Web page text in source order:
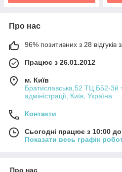
Про нас
96% позитивних з 28 відгуків
Працює з 26.01.2012
м. Київ
Братиславська,52 ТЦ Б52-3й
адміністрації, Київ, Україна
Контакти
Сьогодні працює з 10:00
Показати весь графік
Про нас